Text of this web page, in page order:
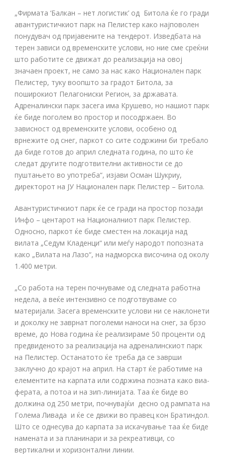
„Фирмата ‘Балкан – нет логистик’ од Битола ќе го гради
авантуристичкиот парк на Пелистер како најповолен
понудувач од пријавените на тендерот. Изведбата на
терен зависи од временските услови, но ние сме среќни
што работите се движат до реализација на овој
значаен проект, не само за нас како Национален парк
Пелистер, туку воопшто за градот Битола, за
поширокиот Пелагониски Регион, за државата.
Адреналински парк засега има Крушево, но нашиот парк
ќе биде поголем во простор и посодржаен. Во
зависност од временските услови, особено од
врнежите од снег, паркот со сите содржини би требало
да биде готов до април следната година, по што ќе
следат другите подготвителни активности се до
пуштањето во употреба“, изјави Осман Шукриу,
директорот на ЈУ Национален парк Пелистер – Битола.
Авантуристичкиот парк ќе се гради на простор позади
Инфо – центарот на Националниот парк Пелистер.
Односно, паркот ќе биде сместен на локација над
вилата „Седум Кладенци“ или меѓу народот попозната
како „Вилата на Лазо“, на надморска височина од околу
1.400 метри.
„Со работа на терен почнуваме од следната работна
недела, а веќе интензивно се подготвуваме со
материјали. Засега временските услови ни се наклонети
и доколку не заврнат поголеми наноси на снег, за брзо
време, до Нова година ќе реализираме 50 проценти од
предвиденото за реализација на адреналинскиот парк
на Пелистер. Останатото ќе треба да се заврши
заклучно до крајот на април. На старт ќе работиме на
елементите на карпата или содржина позната како виа-
ферата, а потоа и на зип-линијата. Таа ќе биде во
должина од 250 метри, почнувајќи десно од рампата на
Голема Ливада и ќе се движи во правец кон Братиндол.
Што се однесува до карпата за искачување таа ќе биде
намената и за планинари и за рекреативци, со
вертикални и хоризонтални линии.